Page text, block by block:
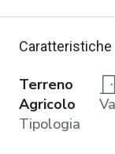
Caratteristiche
Terreno
Agricolo
Tipologia